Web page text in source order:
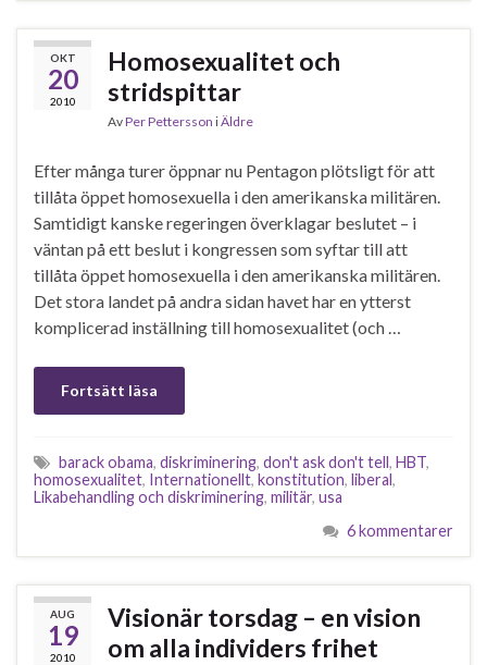
OKT
20
2010
Homosexualitet och
stridspittar
AvPer Pettersson iÄldre
Efter många turer öppnar nu Pentagon plötsligt för att
tillåta öppet homosexuella i den amerikanska militären.
Samtidigt kanske regeringen överklagar beslutet – i
väntan på ett beslut i kongressen som syftar till att
tillåta öppet homosexuella i den amerikanska militären.
Det stora landet på andra sidan havet har en ytterst
komplicerad inställning till homosexualitet (och …
Fortsätt läsa
barack obama, diskriminering, don't ask don't tell, HBT,
homosexualitet, Internationellt, konstitution, liberal,
Likabehandling och diskriminering, militär, usa
6 kommentarer
AUG
19
2010
Visionär torsdag – en vision
om alla individers frihet